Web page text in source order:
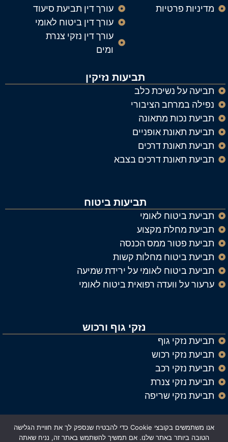
מדיניות פרטיות
עורך דין תביעת סיעוד
עורך דין ביטוח לאומי
עורך דין נזקי צנרת
ומים
תביעות נזיקין
תביעה על נשיכת כלב
נפילה במרחב הציבורי
תביעת נכות מתאונה
תביעת תאונת אופניים
תביעת תאונת דרכים
תביעת תאונת דרכים בצבא
תביעות ביטוח
תביעת ביטוח לאומי
תביעת מחלת מקצוע
תביעת פטור ממס הכנסה
תביעת ביטוח מחלות קשות
תביעת ביטוח לאומי על ירידת שמיעה
ערעור על וועדה רפואית ביטוח לאומי
נזקי גוף ורכוש
תביעת נזקי גוף
תביעת נזקי רכוש
תביעת נזקי רכב
תביעת נזקי צנרת
תביעת נזקי שריפה
© כל הזכויות שמורות לעורך דין נזיקין וביטוח אלעד רייך
אנו משתמשים בקובצי Cookie כדי להבטיח שנספק לך את חוויית הגלישה
הטובה ביותר באתר שלנו. אם תמשיך להשתמש באתר זה, נניח שאתה